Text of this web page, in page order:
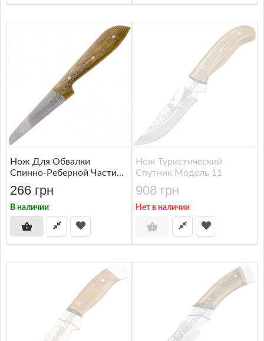
Нож Для Обвалки
Спинно-Реберной Части...
266 грн
В наличии
Нож Туристический
Спутник Модель 11
908 грн
Нет в наличии